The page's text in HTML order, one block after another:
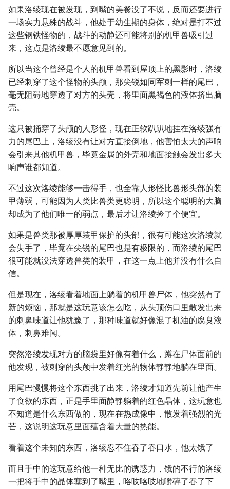
如果洛绫现在被发现，到嘴的美餐没了不说，反而还要进行
一场实力悬殊的战斗，他处于幼生期的身体，绝对是打不过
这些钢铁怪物的，战斗的动静还可能将别的机甲兽吸引过
来，这点是洛绫最不愿意见到的。
所以当这个曾经是个人的机甲兽看到屋顶上的黑影时，洛绫
已经刺穿了这个怪物的头颅，那尖锐如同军刺一样的尾巴，
毫无阻碍地穿透了对方的头壳，将里面黑褐色的液体挤出脑
壳。
这只被捅穿了头颅的人形怪，现在正软趴趴地挂在洛绫强有
力的尾巴上，洛绫没有让对方直接倒地，他害怕太大的声响
会引来其他机甲兽，毕竟金属的外壳和地面接触会发出多大
响声谁都知道。
不过这次洛绫能够一击得手，也全靠人形怪比兽形头部的装
甲薄弱，可能因为人类比兽类更聪明，所以这个聪明的大脑
却成为了他们唯一的弱点，最后才让洛绫捡了个便宜。
如果是兽类那被厚厚装甲保护的头部，很有可能这次洛绫就
会失手了，毕竟在尖锐的尾巴也是有极限的，而洛绫的尾巴
很可能就没法穿透兽类的装甲，在这一点上他并没有什么自
信。
但是现在，洛绫看着地面上躺着的机甲兽尸体，他突然有了
新的烦恼，那就是这玩意该怎么吃，从头顶伤口里散发出来
的刺鼻味道让他犹豫了，那种味道就好像混了机油的腐臭液
体，刺鼻难闻。
突然洛绫发现对方的脑袋里好像有着什么，蹲在尸体面前的
他发现，被刺穿的头颅中发着红光的物体静静地躺在里面。
用尾巴慢慢将这个东西挑了出来，洛绫才知道先前让他产生
了食欲的东西，正是手里面静静躺着的红色晶体，这玩意也
不知道是什么东西做的，现在在热成像中，散发着强烈的光
芒，这说明这玩意里面蕴含着大量的热能。
看着这个未知的东西，洛绫忍不住吞了吞口水，他太饿了
而且手中的这玩意给他一种无比的诱惑力，饿的不行的洛绫
一把将手中的晶体塞到了嘴里，咯吱咯吱地嚼碎了吞了下